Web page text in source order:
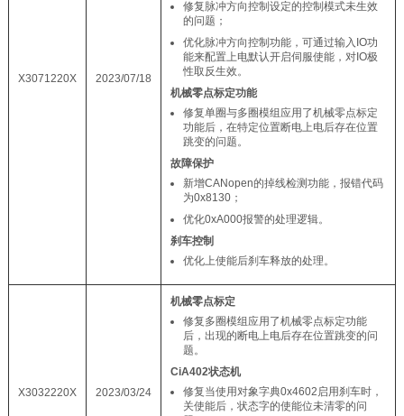
X3071220X 2023/07/18
修复脉冲方向控制设定的控制模式未生效
的问题；
优化脉冲方向控制功能，可通过输入IO功
能来配置上电默认开启伺服使能，对IO极
性取反生效。
机械零点标定功能
修复单圈与多圈模组应用了机械零点标定
功能后，在特定位置断电上电后存在位置
跳变的问题。
故障保护
新增CANopen的掉线检测功能，报错代码
为0x8130；
优化0xA000报警的处理逻辑。
刹车控制
优化上使能后刹车释放的处理。
X3032220X 2023/03/24
机械零点标定
修复多圈模组应用了机械零点标定功能
后，出现的断电上电后存在位置跳变的问
题。
CiA402状态机
修复当使用对象字典0x4602启用刹车时，
关使能后，状态字的使能位未清零的问